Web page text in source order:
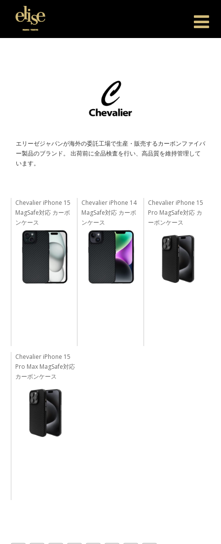
Elise Japan
エリーゼジャパンが海外の委託工場で生産・販売するカーボンファイバ
ー製品のブランド。 出荷前に全品検査を行い、高品質を維持管理して
います。
Chevalier iPhone 15
MagSafe対応 カーボ
ンケース
Chevalier iPhone 14
MagSafe対応 カーボ
ンケース
Chevalier iPhone 15
Pro MagSafe対応 カ
ーボンケース
Chevalier iPhone 15
Pro Max MagSafe対応
カーボンケース